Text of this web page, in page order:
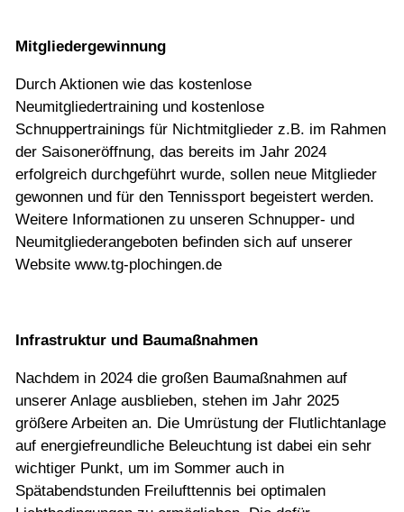
Mitgliedergewinnung
Durch Aktionen wie das kostenlose
Neumitgliedertraining und kostenlose
Schnuppertrainings für Nichtmitglieder z.B. im Rahmen
der Saisoneröffnung, das bereits im Jahr 2024
erfolgreich durchgeführt wurde, sollen neue Mitglieder
gewonnen und für den Tennissport begeistert werden.
Weitere Informationen zu unseren Schnupper- und
Neumitgliederangeboten befinden sich auf unserer
Website www.tg-plochingen.de
Infrastruktur und Baumaßnahmen
Nachdem in 2024 die großen Baumaßnahmen auf
unserer Anlage ausblieben, stehen im Jahr 2025
größere Arbeiten an. Die Umrüstung der Flutlichtanlage
auf energiefreundliche Beleuchtung ist dabei ein sehr
wichtiger Punkt, um im Sommer auch in
Spätabendstunden Freilufttennis bei optimalen